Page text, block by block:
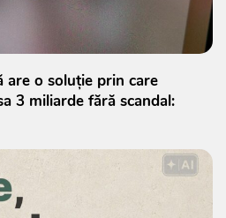
are o soluție prin care
3 miliarde fără scandal: